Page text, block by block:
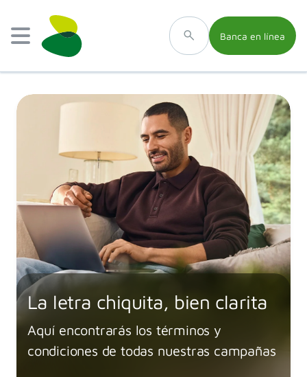
Banca en línea
La letra chiquita, bien clarita
Aquí encontrarás los términos y
condiciones de todas nuestras campañas